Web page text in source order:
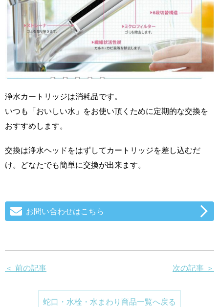
浄水カートリッジは消耗品です。
いつも「おいしい水」をお使い頂くために定期的な交換を
おすすめします。
交換は浄水ヘッドをはずしてカートリッジを差し込むだ
け。どなたでも簡単に交換が出来ます。
お問い合わせはこちら
＜ 前の記事 次の記事 ＞
蛇口・水栓・水まわり商品一覧へ戻る